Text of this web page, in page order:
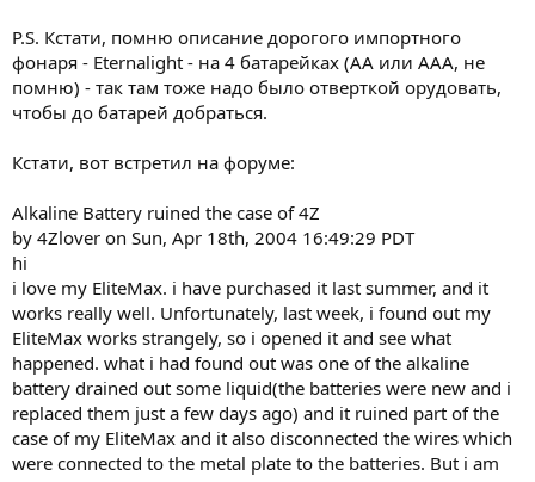
P.S. Кстати, помню описание дорогого импортного
фонаря - Eternalight - на 4 батарейках (АА или ААА, не
помню) - так там тоже надо было отверткой орудовать,
чтобы до батарей добраться.
Кстати, вот встретил на форуме:
Alkaline Battery ruined the case of 4Z
by 4Zlover on Sun, Apr 18th, 2004 16:49:29 PDT
hi
i love my EliteMax. i have purchased it last summer, and it
works really well. Unfortunately, last week, i found out my
EliteMax works strangely, so i opened it and see what
happened. what i had found out was one of the alkaline
battery drained out some liquid(the batteries were new and i
replaced them just a few days ago) and it ruined part of the
case of my EliteMax and it also disconnected the wires which
were connected to the metal plate to the batteries. But i am